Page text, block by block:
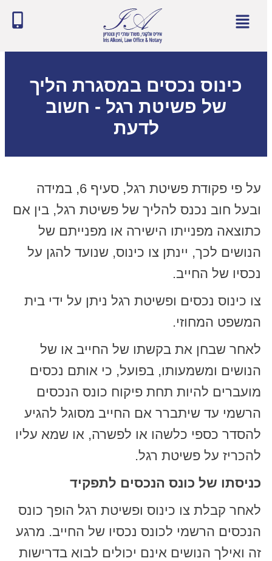
כינוס נכסים במסגרת הליך
של פשיטת רגל - חשוב
לדעת
על פי פקודת פשיטת רגל, סעיף 6, במידה
ובעל חוב נכנס להליך של פשיטת רגל, בין אם
כתוצאה מפנייתו הישירה או מפנייתם של
הנושים לכך, יינתן צו כינוס, שנועד להגן על
נכסיו של החייב.
צו כינוס נכסים ופשיטת רגל ניתן על ידי בית
המשפט המחוזי.
לאחר שבחן את בקשתו של החייב או של
הנושים ומשמעותו, בפועל, כי אותם נכסים
מועברים להיות תחת פיקוח כונס הנכסים
הרשמי עד שיתברר אם החייב מסוגל להגיע
להסדר כספי כלשהו או לפשרה, או שמא עליו
להכריז על פשיטת רגל.
כניסתו של כונס הנכסים לתפקיד
לאחר קבלת צו כינוס ופשיטת רגל הופך כונס
הנכסים הרשמי לכונס נכסיו של החייב. מרגע
זה ואילך הנושים אינם יכולים לבוא בדרישות